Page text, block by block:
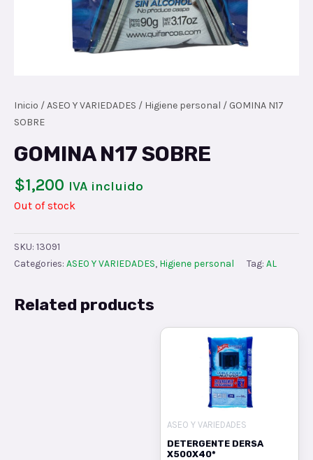
Inicio /ASEO Y VARIEDADES / Higiene personal / GOMINA N17
SOBRE
GOMINA N17 SOBRE
$1,200 IVA incluido
Out of stock
SKU: 13091
Categories: ASEO Y VARIEDADES, Higiene personal Tag: AL
Related products
ASEO Y VARIEDADES
DETERGENTE DERSA
X500X40*